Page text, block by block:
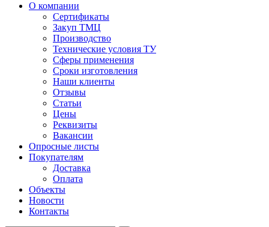
О компании
Сертификаты
Закуп ТМЦ
Производство
Технические условия ТУ
Сферы применения
Сроки изготовления
Наши клиенты
Отзывы
Статьи
Цены
Реквизиты
Вакансии
Опросные листы
Покупателям
Доставка
Оплата
Объекты
Новости
Контакты